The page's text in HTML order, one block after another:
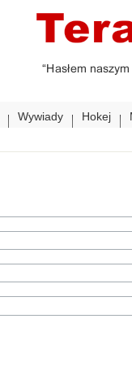
Wywiady Hokej